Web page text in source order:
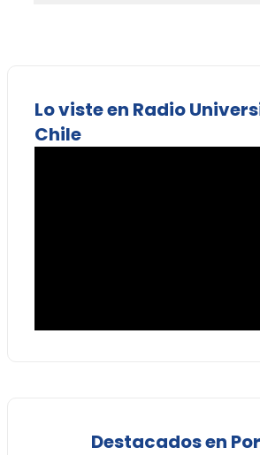
Lo viste en Radio
Chile
Destacados en